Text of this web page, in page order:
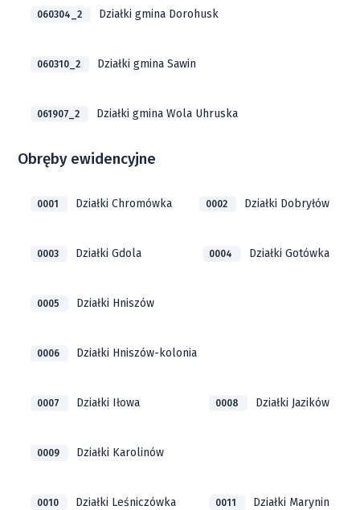
060304_2 Działki gmina Dorohusk
060310_2 Działki gmina Sawin
061907_2 Działki gmina Wola Uhruska
Obręby ewidencyjne
0001 Działki Chromówka 0002 Działki Dobryłów
0003 Działki Gdola 0004 Działki Gotówka
0005 Działki Hniszów
0006 Działki Hniszów-kolonia
0007 Działki Iłowa 0008 Działki Jazików
0009 Działki Karolinów
0010 Działki Leśniczówka 0011 Działki Marynin